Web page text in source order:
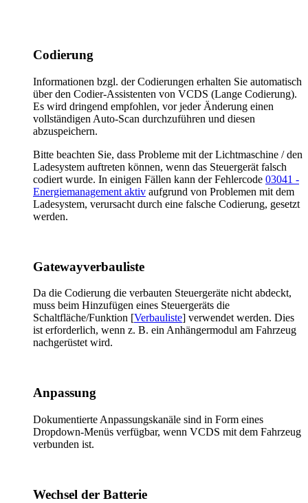
Codierung
Informationen bzgl. der Codierungen erhalten Sie automatisch
über den Codier-Assistenten von VCDS (Lange Codierung).
Es wird dringend empfohlen, vor jeder Änderung einen
vollständigen Auto-Scan durchzuführen und diesen
abzuspeichern.
Bitte beachten Sie, dass Probleme mit der Lichtmaschine / den
Ladesystem auftreten können, wenn das Steuergerät falsch
codiert wurde. In einigen Fällen kann der Fehlercode 03041 -
Energiemanagement aktiv aufgrund von Problemen mit dem
Ladesystem, verursacht durch eine falsche Codierung, gesetzt
werden.
Gatewayverbauliste
Da die Codierung die verbauten Steuergeräte nicht abdeckt,
muss beim Hinzufügen eines Steuergeräts die
Schaltfläche/Funktion [Verbauliste] verwendet werden. Dies
ist erforderlich, wenn z. B. ein Anhängermodul am Fahrzeug
nachgerüstet wird.
Anpassung
Dokumentierte Anpassungskanäle sind in Form eines
Dropdown-Menüs verfügbar, wenn VCDS mit dem Fahrzeug
verbunden ist.
Wechsel der Batterie